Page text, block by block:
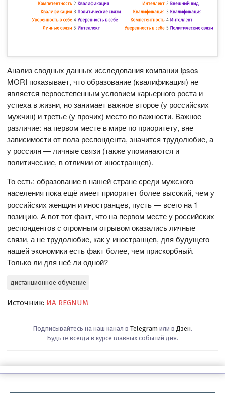
Анализ сводных данных исследования компании Ipsos
MORI показывает, что образование (квалификация) не
является первостепенным условием карьерного роста и
успеха в жизни, но занимает важное второе (у российских
мужчин) и третье (у прочих) место по важности. Важное
различие: на первом месте в мире по приоритету, вне
зависимости от пола респондента, значится трудолюбие, а
у россиян — личные связи (также упоминаются и
политические, в отличии от иностранцев).
То есть: образование в нашей стране среди мужского
населения пока ещё имеет приоритет более высокий, чем у
российских женщин и иностранцев, пусть — всего на 1
позицию. А вот тот факт, что на первом месте у российских
респондентов с огромным отрывом оказались личные
связи, а не трудолюбие, как у иностранцев, для будущего
нашей экономики есть факт более, чем прискорбный.
Только ли для неё ли одной?
дистанционное обучение
Источник: ИА REGNUM
Подписывайтесь на наш канал в Telegram или в Дзен.
Будьте всегда в курсе главных событий дня.